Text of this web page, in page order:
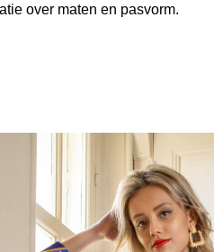
over maten en pasvorm.